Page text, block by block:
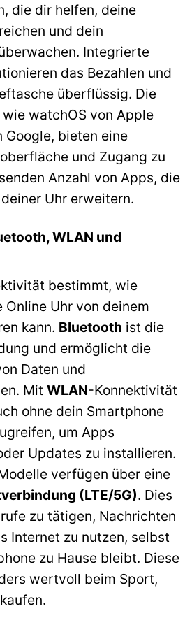
die dir helfen, deine
und dein
Integrierte
das Bezahlen und
überflüssig. Die
watchOS von Apple
Google, bieten eine
und Zugang zu
Anzahl von Apps, die
Uhr erweitern.
WLAN und
bestimmt, wie
Online Uhr von deinem
kann. Bluetooth ist die
und ermöglicht die
Daten und
Mit WLAN-Konnektivität
ohne dein Smartphone
um Apps
Updates zu installieren.
verfügen über eine
(LTE/5G). Dies
zu tätigen, Nachrichten
Internet zu nutzen, selbst
zu Hause bleibt. Diese
wertvoll beim Sport,